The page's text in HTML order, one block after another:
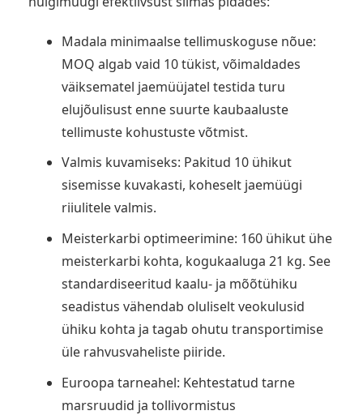
Madala minimaalse tellimuskoguse nõue:
MOQ algab vaid 10 tükist, võimaldades
väiksematel jaemüüjatel testida turu
elujõulisust enne suurte kaubaaluste
tellimuste kohustuste võtmist.
Valmis kuvamiseks: Pakitud 10 ühikut
sisemisse kuvakasti, koheselt jaemüügi
riiulitele valmis.
Meisterkarbi optimeerimine: 160 ühikut ühe
meisterkarbi kohta, kogukaaluga 21 kg. See
standardiseeritud kaalu- ja mõõtühiku
seadistus vähendab oluliselt veokulusid
ühiku kohta ja tagab ohutu transportimise
üle rahvusvaheliste piiride.
Euroopa tarneahel: Kehtestatud tarne
marsruudid ja tollivormistus